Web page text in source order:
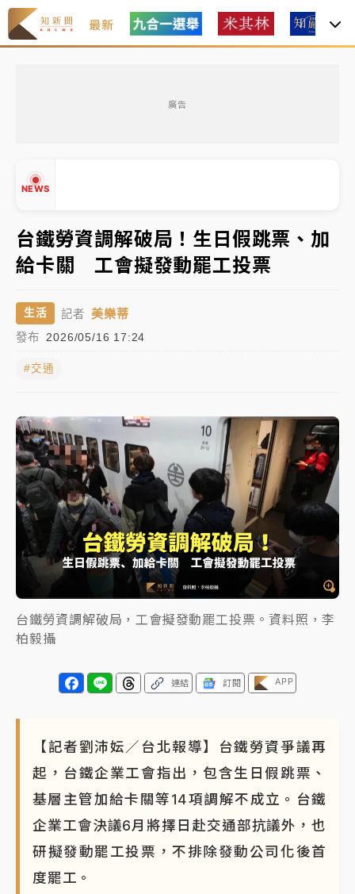
最新
廣告
NEWS
有片｜
中颱白海豚風雨來了！中部以北防豪雨 今晚、明天影
響最劇烈
4800＋拖吊費
油價持續凍漲！ 中油宣布下周一汽柴油價格維持不變
有片｜ 白海豚暴風圈逼近！新北淡水赫見龍捲風 榕樹
連根拔起
中颱白海豚風雨來了！中部以北防豪雨 今晚、明天影
響最劇烈
白海豚逼近！北市水門只出不進 未移置車輛最高罰
4800＋拖吊費
台鐵勞資調解破局！生日假跳票、加
給卡關 工會擬發動罷工投票
生活 記者 美樂蒂
發布 2026/05/16 17:24
#交通
台鐵勞資調解破局，工會擬發動罷工投票。資料照，李
柏毅攝
連結 訂閱 APP
【記者劉沛妘／台北報導】台鐵勞資爭議再
起，台鐵企業工會指出，包含生日假跳票、
基層主管加給卡關等14項調解不成立。台鐵
企業工會決議6月將擇日赴交通部抗議外，也
研擬發動罷工投票，不排除發動公司化後首
度罷工。